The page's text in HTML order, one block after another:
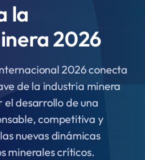
la
2026
2026 conecta
de la industria minera
el desarrollo de una
competitiva y
nuevas dinámicas
minerales críticos.